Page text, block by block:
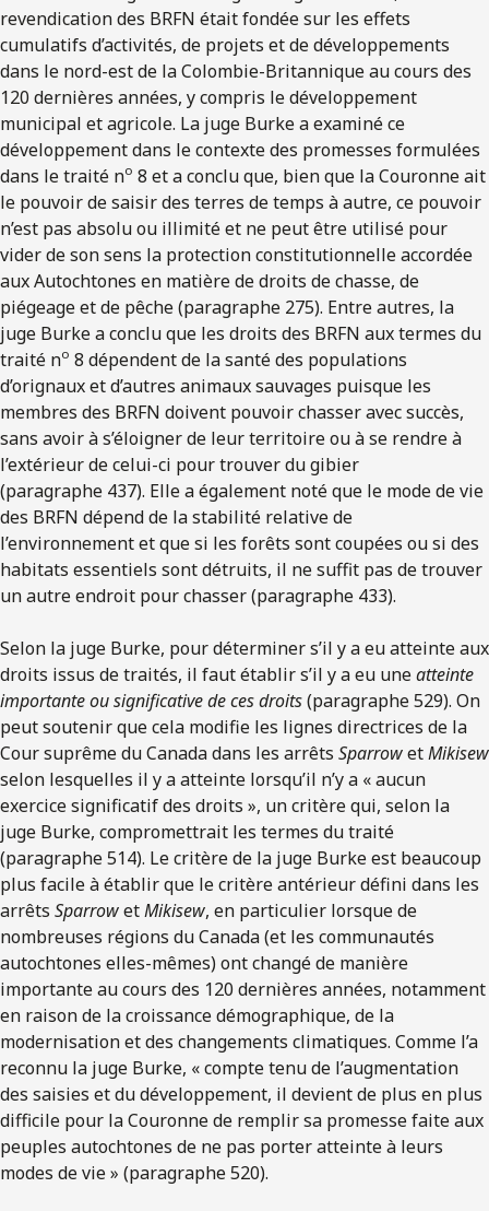
revendication des BRFN était fondée sur les effets
cumulatifs d’activités, de projets et de développements
dans le nord-est de la Colombie-Britannique au cours des
120 dernières années, y compris le développement
municipal et agricole. La juge Burke a examiné ce
développement dans le contexte des promesses formulées
dans le traité no 8 et a conclu que, bien que la Couronne ait
le pouvoir de saisir des terres de temps à autre, ce pouvoir
n’est pas absolu ou illimité et ne peut être utilisé pour
vider de son sens la protection constitutionnelle accordée
aux Autochtones en matière de droits de chasse, de
piégeage et de pêche (paragraphe 275). Entre autres, la
juge Burke a conclu que les droits des BRFN aux termes du
traité no 8 dépendent de la santé des populations
d’orignaux et d’autres animaux sauvages puisque les
membres des BRFN doivent pouvoir chasser avec succès,
sans avoir à s’éloigner de leur territoire ou à se rendre à
l’extérieur de celui-ci pour trouver du gibier
(paragraphe 437). Elle a également noté que le mode de vie
des BRFN dépend de la stabilité relative de
l’environnement et que si les forêts sont coupées ou si des
habitats essentiels sont détruits, il ne suffit pas de trouver
un autre endroit pour chasser (paragraphe 433).
Selon la juge Burke, pour déterminer s’il y a eu atteinte aux
droits issus de traités, il faut établir s’il y a eu uneatteinte
importante ou significative de ces droits(paragraphe 529). On
peut soutenir que cela modifie les lignes directrices de la
Cour suprême du Canada dans les arrêts SparrowetMikisew
selon lesquelles il y a atteinte lorsqu’il n’y a « aucun
exercice significatif des droits », un critère qui, selon la
juge Burke, compromettrait les termes du traité
(paragraphe 514). Le critère de la juge Burke est beaucoup
plus facile à établir que le critère antérieur défini dans les
arrêts SparrowetMikisew, en particulier lorsque de
nombreuses régions du Canada (et les communautés
autochtones elles-mêmes) ont changé de manière
importante au cours des 120 dernières années, notamment
en raison de la croissance démographique, de la
modernisation et des changements climatiques. Comme l’a
reconnu la juge Burke, « compte tenu de l’augmentation
des saisies et du développement, il devient de plus en plus
difficile pour la Couronne de remplir sa promesse faite aux
peuples autochtones de ne pas porter atteinte à leurs
modes de vie » (paragraphe 520).